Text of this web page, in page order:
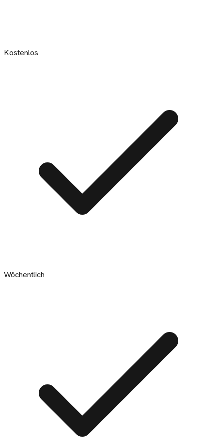
Kostenlos
Wöchentlich